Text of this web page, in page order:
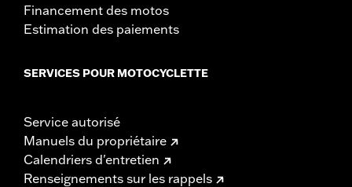
Financement des motos
Estimation des paiements
SERVICES POUR MOTOCYCLETTE
Service autorisé
Manuels du propriétaire
Calendriers d'entretien
Renseignements sur les rappels